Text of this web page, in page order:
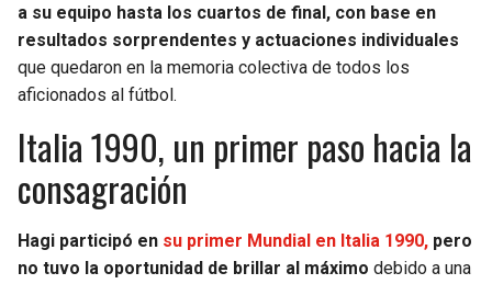
FALCONS
PANTHERS
BUCCANEERS
TRAIL BLAZERS
JAZZ
a su equipo hasta los cuartos de final, con base en
resultados sorprendentes y actuaciones individuales
que quedaron en la memoria colectiva de todos los
aficionados al fútbol.
Italia 1990, un primer paso hacia la
consagración
Hagi participó en su primer Mundial en Italia 1990, pero
no tuvo la oportunidad de brillar al máximo debido a una